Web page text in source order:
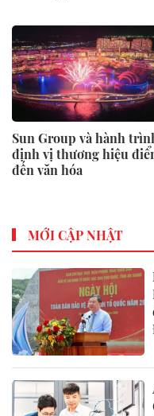
Sun Group và hành
định vị thương hiệu
đến văn hóa
MỚI CẬP NHẬT